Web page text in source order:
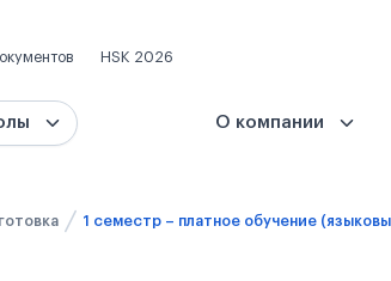
HSK 2026
О компании